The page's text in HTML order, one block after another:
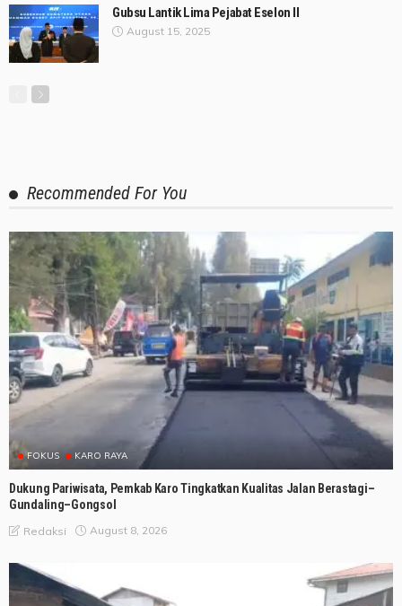
Gubsu Lantik Lima Pejabat Eselon II
August 15, 2025
Recommended For You
FOKUS KARO RAYA
Dukung Pariwisata, Pemkab Karo Tingkatkan Kualitas Jalan Berastagi–
Gundaling–Gongsol
Redaksi August 8, 2026